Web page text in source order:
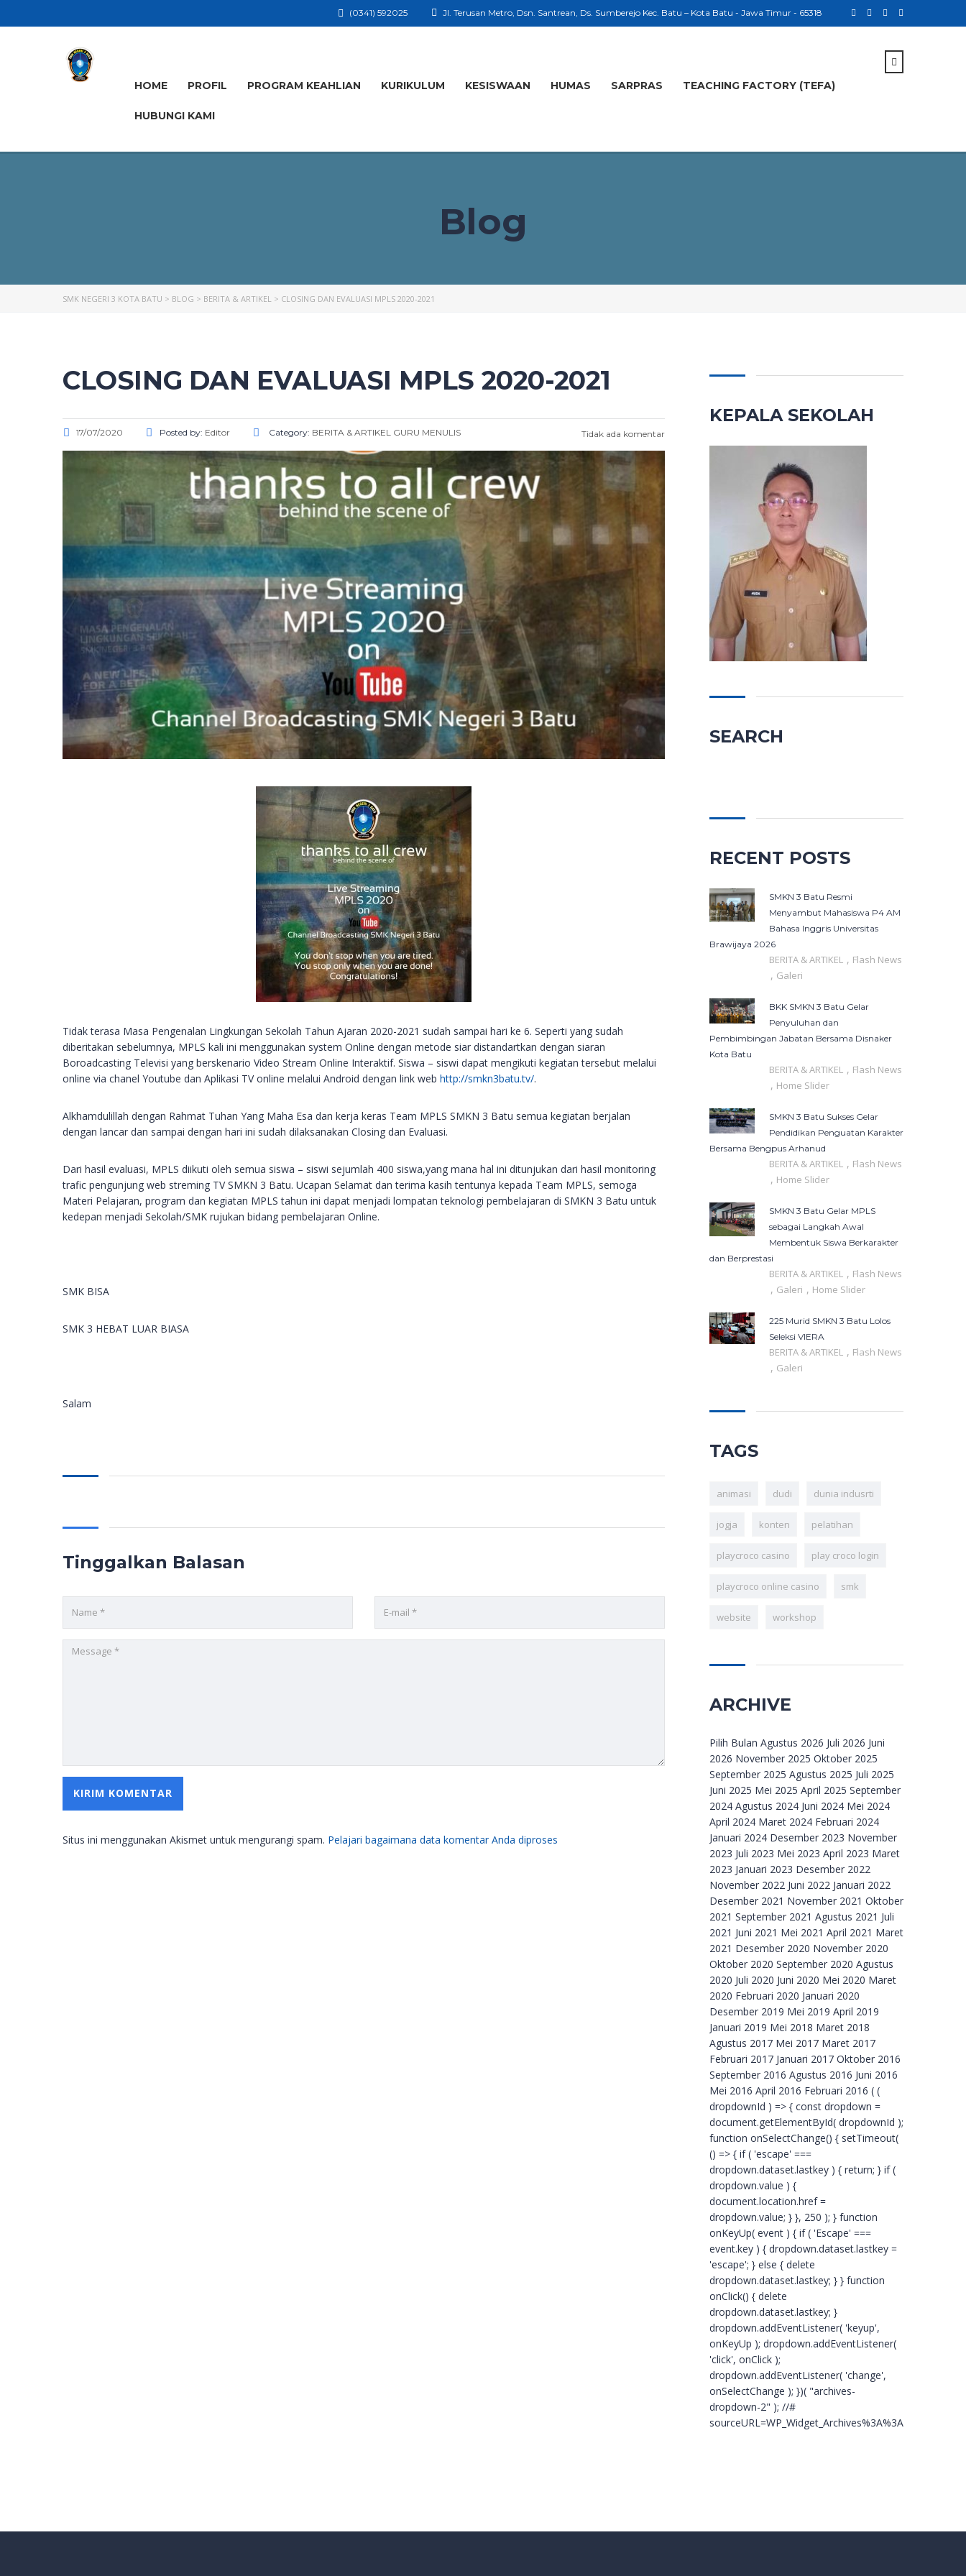
Jl. Terusan Metro, Dsn. Santrean, Ds. Sumberejo Kec. Batu – Kota Batu - Jawa Timur - 65318
(0341) 592025
HOME PROFIL PROGRAM KEAHLIAN KURIKULUM KESISWAAN HUMAS SARPRAS TEACHING FACTORY (TEFA)
HUBUNGI KAMI
Blog
SMK NEGERI 3 KOTA BATU > BLOG > BERITA & ARTIKEL > CLOSING DAN EVALUASI MPLS 2020-2021
CLOSING DAN EVALUASI MPLS 2020-2021
17/07/2020 Posted by: Editor Category: BERITA & ARTIKEL GURU MENULIS Tidak ada komentar
Tidak terasa Masa Pengenalan Lingkungan Sekolah Tahun Ajaran 2020-2021 sudah sampai hari ke 6. Seperti yang sudah
diberitakan sebelumnya, MPLS kali ini menggunakan system Online dengan metode siar distandartkan dengan siaran
Boroadcasting Televisi yang berskenario Video Stream Online Interaktif. Siswa – siswi dapat mengikuti kegiatan tersebut melalui
online via chanel Youtube dan Aplikasi TV online melalui Android dengan link web http://smkn3batu.tv/.
Alkhamdulillah dengan Rahmat Tuhan Yang Maha Esa dan kerja keras Team MPLS SMKN 3 Batu semua kegiatan berjalan
dengan lancar dan sampai dengan hari ini sudah dilaksanakan Closing dan Evaluasi.
Dari hasil evaluasi, MPLS diikuti oleh semua siswa – siswi sejumlah 400 siswa,yang mana hal ini ditunjukan dari hasil monitoring
trafic pengunjung web streming TV SMKN 3 Batu. Ucapan Selamat dan terima kasih tentunya kepada Team MPLS, semoga
Materi Pelajaran, program dan kegiatan MPLS tahun ini dapat menjadi lompatan teknologi pembelajaran di SMKN 3 Batu untuk
kedepan menjadi Sekolah/SMK rujukan bidang pembelajaran Online.
SMK BISA
SMK 3 HEBAT LUAR BIASA
Salam
Tinggalkan Balasan
Situs ini menggunakan Akismet untuk mengurangi spam. Pelajari bagaimana data komentar Anda diproses
KEPALA SEKOLAH
SEARCH
RECENT POSTS
SMKN 3 Batu Resmi
Menyambut Mahasiswa P4 AM
Bahasa Inggris Universitas
Brawijaya 2026
BERITA & ARTIKEL , Flash News
, Galeri
BKK SMKN 3 Batu Gelar
Penyuluhan dan
Pembimbingan Jabatan Bersama Disnaker
Kota Batu
BERITA & ARTIKEL , Flash News
, Home Slider
SMKN 3 Batu Sukses Gelar
Pendidikan Penguatan Karakter
Bersama Bengpus Arhanud
BERITA & ARTIKEL , Flash News
, Home Slider
SMKN 3 Batu Gelar MPLS
sebagai Langkah Awal
Membentuk Siswa Berkarakter
dan Berprestasi
BERITA & ARTIKEL , Flash News
, Galeri , Home Slider
225 Murid SMKN 3 Batu Lolos
Seleksi VIERA
BERITA & ARTIKEL , Flash News
, Galeri
TAGS
animasi dudi dunia indusrti
jogja konten pelatihan
playcroco casino play croco login
playcroco online casino smk
website workshop
ARCHIVE
Archive
Pilih Bulan Agustus 2026 Juli 2026 Juni
2026 November 2025 Oktober 2025
September 2025 Agustus 2025 Juli 2025
Juni 2025 Mei 2025 April 2025 September
2024 Agustus 2024 Juni 2024 Mei 2024
April 2024 Maret 2024 Februari 2024
Januari 2024 Desember 2023 November
2023 Juli 2023 Mei 2023 April 2023 Maret
2023 Januari 2023 Desember 2022
November 2022 Juni 2022 Januari 2022
Desember 2021 November 2021 Oktober
2021 September 2021 Agustus 2021 Juli
2021 Juni 2021 Mei 2021 April 2021 Maret
2021 Desember 2020 November 2020
Oktober 2020 September 2020 Agustus
2020 Juli 2020 Juni 2020 Mei 2020 Maret
2020 Februari 2020 Januari 2020
Desember 2019 Mei 2019 April 2019
Januari 2019 Mei 2018 Maret 2018
Agustus 2017 Mei 2017 Maret 2017
Februari 2017 Januari 2017 Oktober 2016
September 2016 Agustus 2016 Juni 2016
Mei 2016 April 2016 Februari 2016 ( (
dropdownId ) => { const dropdown =
document.getElementById( dropdownId );
function onSelectChange() { setTimeout(
() => { if ( 'escape' ===
dropdown.dataset.lastkey ) { return; } if (
dropdown.value ) {
document.location.href =
dropdown.value; } }, 250 ); } function
onKeyUp( event ) { if ( 'Escape' ===
event.key ) { dropdown.dataset.lastkey =
'escape'; } else { delete
dropdown.dataset.lastkey; } } function
onClick() { delete
dropdown.dataset.lastkey; }
dropdown.addEventListener( 'keyup',
onKeyUp ); dropdown.addEventListener(
'click', onClick );
dropdown.addEventListener( 'change',
onSelectChange ); })( "archives-
dropdown-2" ); //#
sourceURL=WP_Widget_Archives%3A%3Awidget